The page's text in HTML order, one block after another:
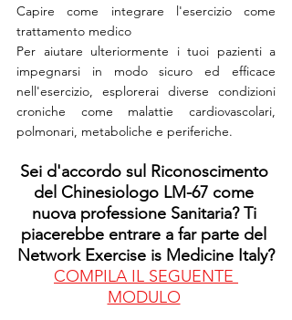
Capire come integrare l'esercizio come
trattamento medico
Per aiutare ulteriormente i tuoi pazienti a
impegnarsi in modo sicuro ed efficace
nell'esercizio, esplorerai diverse condizioni
croniche come malattie cardiovascolari,
polmonari, metaboliche e periferiche.
Sei d'accordo sul Riconoscimento
del Chinesiologo LM-67 come
nuova professione Sanitaria? Ti
piacerebbe entrare a far parte del
Network Exercise is Medicine Italy?
COMPILA IL SEGUENTE
MODULO